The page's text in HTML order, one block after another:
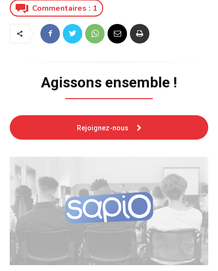
Commentaires : 1
Agissons ensemble !
Rejoignez-nous